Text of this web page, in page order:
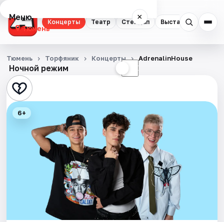
Концерты Театр Стендап Выставки
Меню ×
Тюмень
Концерты
Театр
Стендап
Выставки
Квесты
Ночной режим ☾
Тюмень Торфяник Концерты AdrenalinHouse
6+